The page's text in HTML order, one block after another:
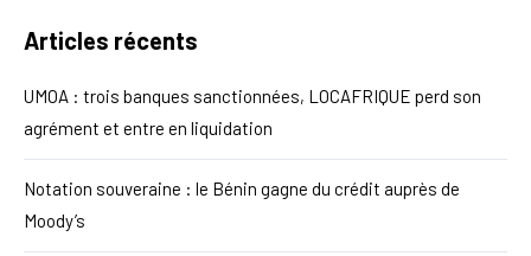
Articles récents
UMOA : trois banques sanctionnées, LOCAFRIQUE perd son
agrément et entre en liquidation
Notation souveraine : le Bénin gagne du crédit auprès de
Moody’s